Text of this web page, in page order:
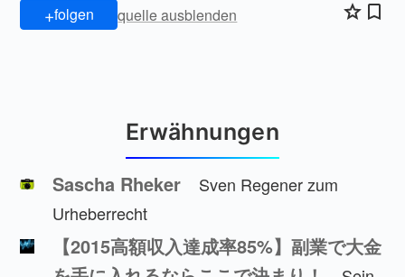
+folgen quelle ausblenden
Erwähnungen
Sascha Rheker
Sven Regener zum
Urheberrecht
【2015高額収入達成率85%】副業で大金